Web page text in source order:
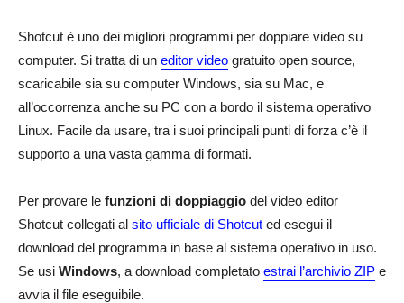
Shotcut è uno dei migliori programmi per doppiare video su
computer. Si tratta di un editor video gratuito open source,
scaricabile sia su computer Windows, sia su Mac, e
all’occorrenza anche su PC con a bordo il sistema operativo
Linux. Facile da usare, tra i suoi principali punti di forza c’è il
supporto a una vasta gamma di formati.
Per provare le funzioni di doppiaggio del video editor
Shotcut collegati al sito ufficiale di Shotcut ed esegui il
download del programma in base al sistema operativo in uso.
Se usi Windows, a download completato estrai l’archivio ZIP e
avvia il file eseguibile.